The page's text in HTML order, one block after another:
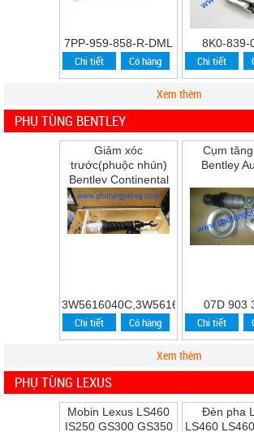
7PP-959-858-R-DML
Chi tiết Có hàng
8K0-839-
Chi tiết
Xem thêm
PHỤ TÙNG BENTLEY
Giảm xóc
trước(phuộc nhún)
Bentley Continental
Flying Spur Speed
năm 2009
3W5616040C,3W5616039C
Chi tiết Có hàng
Cụm
Bentley
07D 903
Chi tiết
Xem thêm
PHỤ TÙNG LEXUS
Mobin Lexus LS460
IS250 GS300 GS350
Đèn pha
LS460